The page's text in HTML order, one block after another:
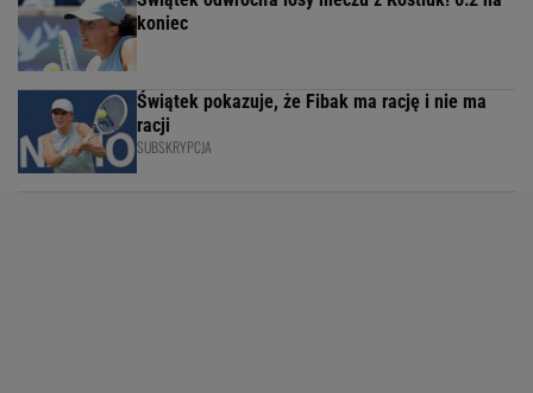
koniec
Świątek pokazuje, że Fibak ma rację i nie ma
racji
SUBSKRYPCJA